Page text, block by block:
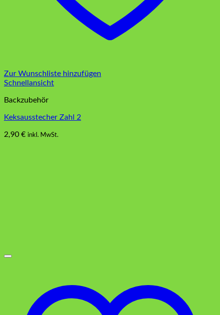
Zur Wunschliste hinzufügen
Schnellansicht
Backzubehör
Keksausstecher Zahl 2
2,90 € inkl. MwSt.